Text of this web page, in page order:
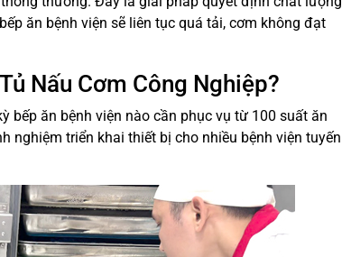
ăn bệnh viện sẽ liên tục quá tải, cơm không đạt
Nấu Cơm Công Nghiệp?
bếp ăn bệnh viện nào cần phục vụ từ 100 suất ăn
nghiệm triển khai thiết bị cho nhiều bệnh viện tuyến